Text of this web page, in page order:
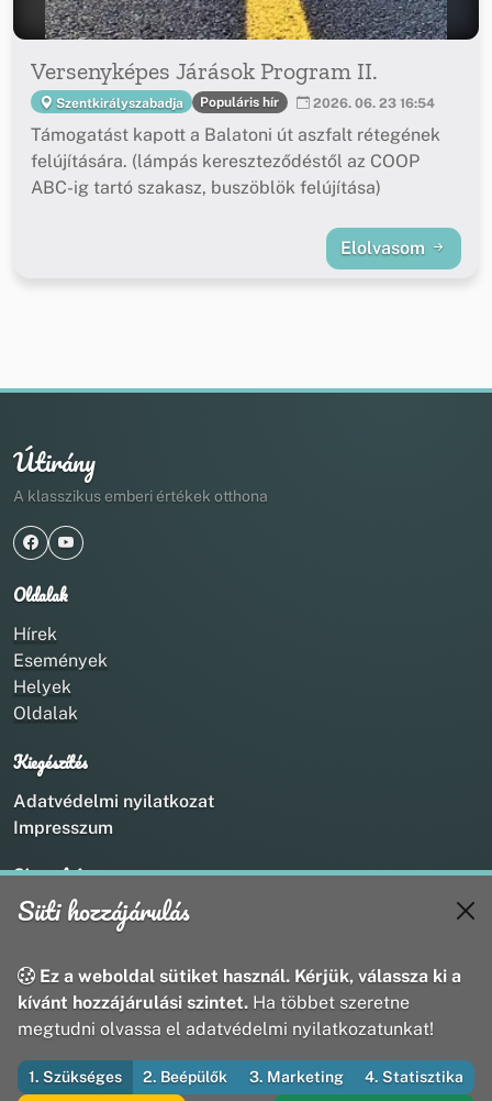
Versenyképes Járások Program II.
Szentkirályszabadja Populáris hír 2026. 06. 23 16:54
Támogatást kapott a Balatoni út aszfalt rétegének
felújítására. (lámpás kereszteződéstől az COOP
ABC-ig tartó szakasz, buszöblök felújítása)
Elolvasom
Útirány
A klasszikus emberi értékek otthona
Oldalak
Hírek
Események
Helyek
Oldalak
Kiegészítés
Adatvédelmi nyilatkozat
Impresszum
Kapcsolat
+36 20 211 1888
webmaster@utirany.hu
8419 Csesznek, Vasút u.18.
© 2026 Útirány Webmédia Bt. — Minden jog fenntartva
Süti hozzájárulás
Ez a weboldal sütiket használ. Kérjük, válassza ki a
kívánt hozzájárulási szintet. Ha többet szeretne
megtudni olvassa el adatvédelmi nyilatkozatunkat!
1. Szükséges 2. Beépülők 3. Marketing 4. Statisztika